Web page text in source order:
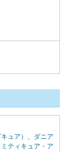
ュア） 、 ダニア
ティキュア・ア